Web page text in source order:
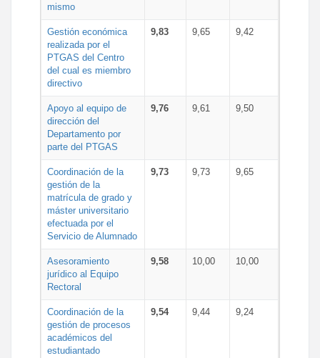
mismo
Gestión económica
realizada por el
PTGAS del Centro
del cual es miembro
directivo
9,83 9,65 9,42
Apoyo al equipo de
dirección del
Departamento por
parte del PTGAS
9,76 9,61 9,50
Coordinación de la
gestión de la
matrícula de grado y
máster universitario
efectuada por el
Servicio de Alumnado
9,73 9,73 9,65
Asesoramiento
jurídico al Equipo
Rectoral
9,58 10,00 10,00
Coordinación de la
gestión de procesos
académicos del
estudiantado
9,54 9,44 9,24